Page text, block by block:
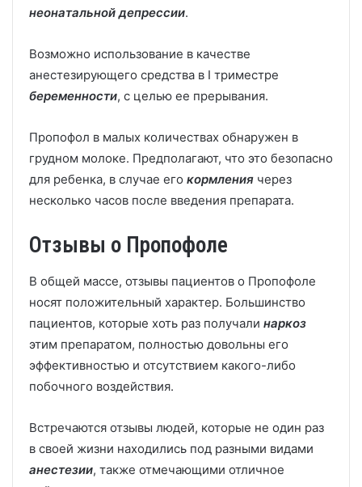
неонатальной депрессии.
Возможно использование в качестве
анестезирующего средства в I триместре
беременности, с целью ее прерывания.
Пропофол в малых количествах обнаружен в
грудном молоке. Предполагают, что это безопасно
для ребенка, в случае его кормления через
несколько часов после введения препарата.
Отзывы о Пропофоле
В общей массе, отзывы пациентов о Пропофоле
носят положительный характер. Большинство
пациентов, которые хоть раз получали наркоз
этим препаратом, полностью довольны его
эффективностью и отсутствием какого-либо
побочного воздействия.
Встречаются отзывы людей, которые не один раз
в своей жизни находились под разными видами
анестезии, также отмечающими отличное